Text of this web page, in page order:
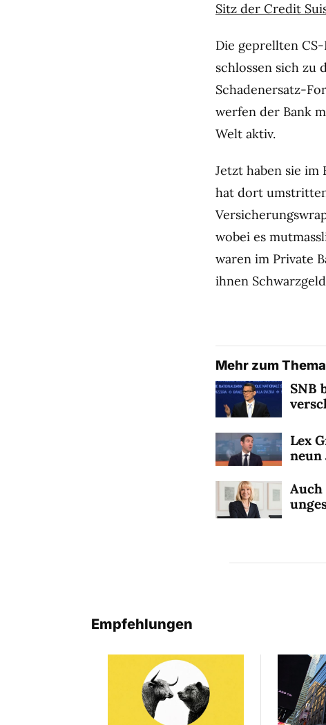
Sitz der Credit
Die geprellten
schlossen sich zu
Schadenersatz-
werfen der Bank
Welt aktiv.
Jetzt haben sie im
hat dort
wobei es
waren im Private
ihnen
Mehr zum Thema
SNB
Lex
neun
Auch
Empfehlungen